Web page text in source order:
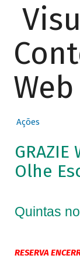
Web
Ações
GRAZIE
Olhe
Quintas
RESERVA